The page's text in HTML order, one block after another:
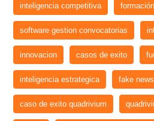
inteligencia competitiva formación
software gestion convocatorias
innovacion casos de exito
inteligencia estrategica fake news
caso de exito quadrivium